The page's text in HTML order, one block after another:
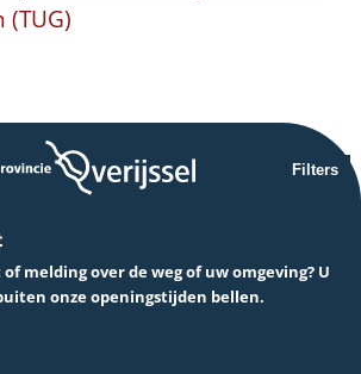
Filters
melding over de weg of uw omgeving? U
onze openingstijden bellen.